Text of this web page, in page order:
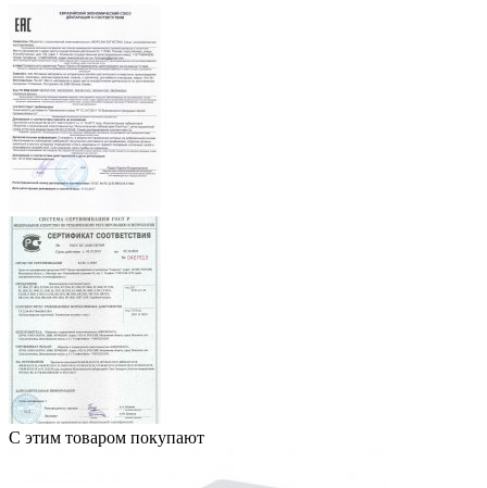
С этим товаром покупают